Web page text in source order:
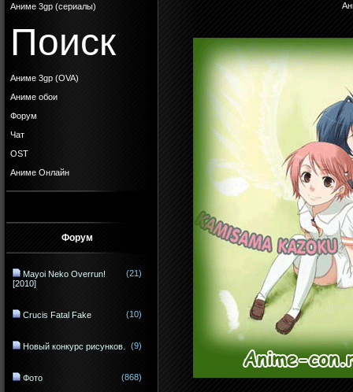
Аниме 3gp (сериалы)
Поиск
Аниме 3gp (OVA)
Аниме обои
Форум
Чат
OST
Аниме Онлайн
Форум
Mayoi Neko Overrun!
[2010]
(21)
Crucis Fatal Fake (10)
Новый конкурс рисунков. (9)
Фото (868)